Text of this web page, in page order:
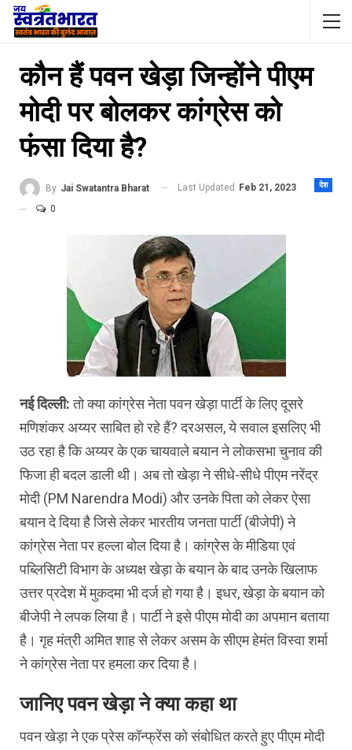
कौन हैं पवन खेड़ा जिन्होंने पीएम
मोदी पर बोलकर कांग्रेस को
फंसा दिया है?
देश
By Jai Swatantra Bharat Last Updated
Feb 21, 2023
0
नई दिल्ली:तो क्या कांग्रेस नेता पवन खेड़ा पार्टी के लिए दूसरे
मणिशंकर अय्यर साबित हो रहे हैं? दरअसल, ये सवाल इसलिए भी
उठ रहा है कि अय्यर के एक चायवाले बयान ने लोकसभा चुनाव की
फिजा ही बदल डाली थी। अब तो खेड़ा ने सीधे-सीधे पीएम नरेंद्र
मोदी (PM Narendra Modi) और उनके पिता को लेकर ऐसा
बयान दे दिया है जिसे लेकर भारतीय जनता पार्टी (बीजेपी) ने
कांग्रेस नेता पर हल्ला बोल दिया है। कांग्रेस के मीडिया एवं
पब्लिसिटी विभाग के अध्यक्ष खेड़ा के बयान के बाद उनके खिलाफ
उत्तर प्रदेश में मुकदमा भी दर्ज हो गया है। इधर, खेड़ा के बयान को
बीजेपी ने लपक लिया है। पार्टी ने इसे पीएम मोदी का अपमान बताया
है। गृह मंत्री अमित शाह से लेकर असम के सीएम हेमंत विस्वा शर्मा
ने कांग्रेस नेता पर हमला कर दिया है।
जानिए पवन खेड़ा ने क्या कहा था
पवन खेड़ा ने एक प्रेस कॉन्फ्रेंस को संबोधित करते हुए पीएम मोदी